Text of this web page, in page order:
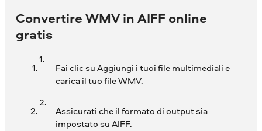
Convertire WMV in AIFF online
gratis
Fai clic su Aggiungi i tuoi file multimediali e
carica il tuo file WMV.
Assicurati che il formato di output sia
impostato su AIFF.